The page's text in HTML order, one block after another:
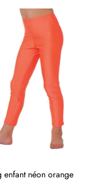
enfant néon orange